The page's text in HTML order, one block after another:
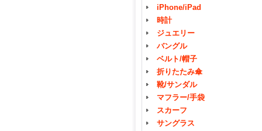
iPhone/iPad
時計
ジュエリー
バングル
ベルト/帽子
折りたたみ傘
靴/サンダル
マフラー/手袋
スカーフ
サングラス